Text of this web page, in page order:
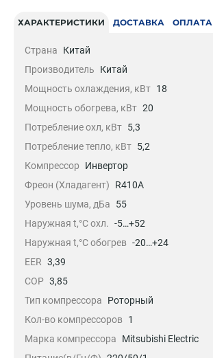
ХАРАКТЕРИСТИКИ ДОСТАВКА ОПЛАТА
Страна
Китай
Производитель
Китай
Мощность охлаждения, кВт 18
Мощность обогрева, кВт 20
Потребление охл, кВт 5,3
Потребление тепло, кВт 5,2
Компрессор
Инвертор
Фреон (Хладагент)
R410A
Уровень шума, дБа
55
Наружная t,°C охл.
-5…+52
Наружная t,°C обогрев -20…+24
EER 3,39
COP 3,85
Тип компрессора
Роторный
Кол-во компрессоров 1
Марка компрессора
Mitsubishi Electric